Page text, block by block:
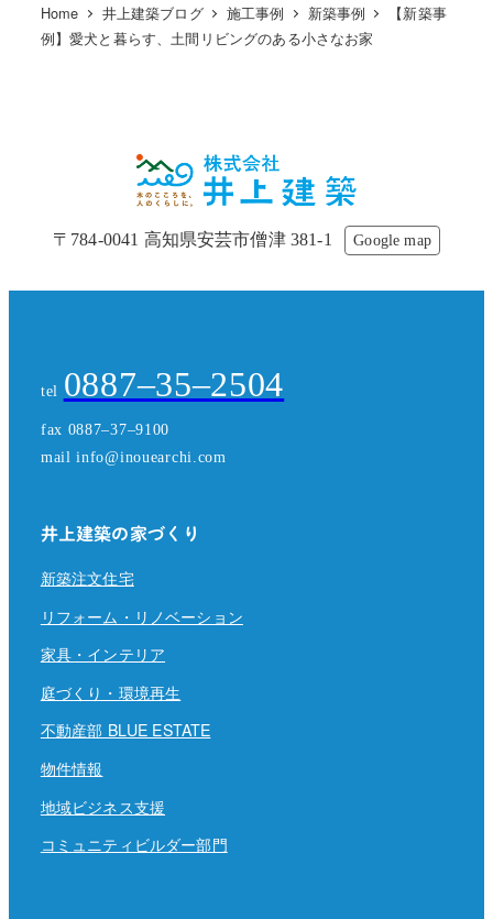
Home 井上建築ブログ 施工事例 新築事例
【新築事
例】愛犬と暮らす、土間リビングのある小さなお家
〒784-0041 高知県安芸市僧津 381-1 Google map
tel 0887–35–2504
fax 0887–37–9100
mail info@inouearchi.com
井上建築の家づくり
新築注文住宅
リフォーム・リノベーション
家具・インテリア
庭づくり・環境再生
不動産部 BLUE ESTATE
物件情報
地域ビジネス支援
コミュニティビルダー部門